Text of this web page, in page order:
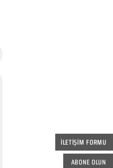
İLETİŞİM FORMU
ABONE OLUN